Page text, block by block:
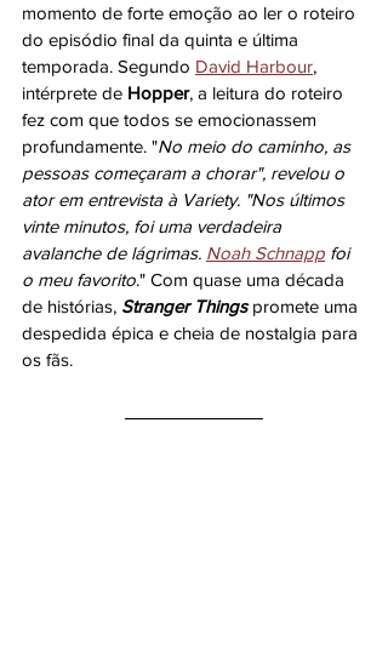
momento de forte emoção ao ler o roteiro
do episódio final da quinta e última
temporada. Segundo David Harbour,
intérprete de Hopper, a leitura do roteiro
fez com que todos se emocionassem
profundamente. "No meio do caminho, as
pessoas começaram a chorar", revelou o
ator em entrevista à Variety. "Nos últimos
vinte minutos, foi uma verdadeira
avalanche de lágrimas. Noah Schnapp foi
o meu favorito." Com quase uma década
de histórias, Stranger Things promete uma
despedida épica e cheia de nostalgia para
os fãs.